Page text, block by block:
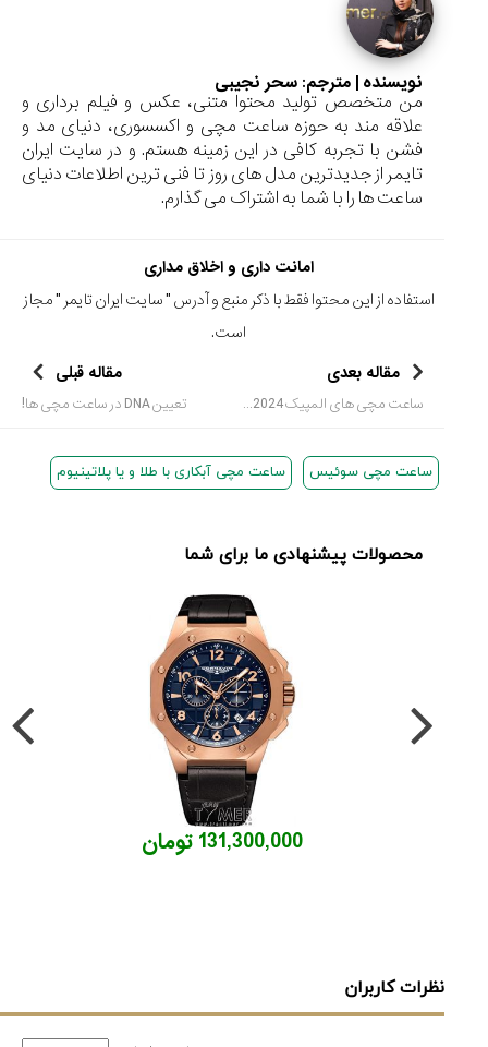
نویسنده | مترجم: سحر نجیبی
من متخصص تولید محتوا متنی، عکس و فیلم برداری و
علاقه مند به حوزه ساعت مچی و اکسسوری، دنیای مد و
فشن با تجربه کافی در این زمینه هستم. و در سایت ایران
تایمر از جدیدترین مدل های روز تا فنی ترین اطلاعات دنیای
ساعت ها را با شما به اشتراک می گذارم.
امانت داری و اخلاق مداری
استفاده از این محتوا فقط با ذکر منبع و آدرس "سایت ایران تایمر " مجاز
است.
مقاله بعدی
ساعت مچی های المپیک 2024، تلفیقی از هنر، ورزش و دقت
مقاله قبلی
تعیین DNA در ساعت مچی ها!
ساعت مچی سوئیس ساعت مچی آبکاری با طلا و یا پلاتینیوم
محصولات پیشنهادی ما برای شما
131,300,000 تومان
نظرات کاربران